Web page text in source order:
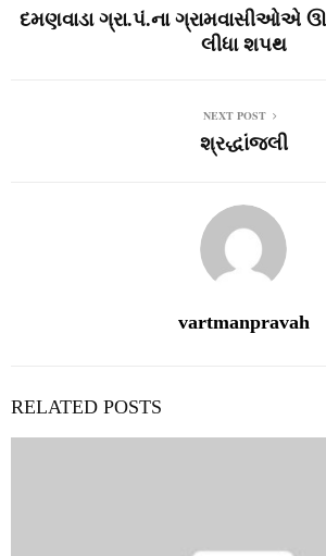
દમણવાડા ગ્રા.પં.ના ગ્રામવાસીઓએ
લીધા શપથ
NEXT POST
શ્રદ્ધાંજલી
vartmanpravah
RELATED POSTS